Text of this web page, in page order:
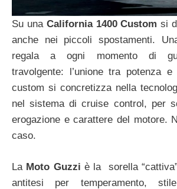
Su una California 1400 Custom si
anche nei piccoli spostamenti.
regala a ogni momento di
travolgente: l’unione tra potenza e
custom si concretizza nella
nel sistema di cruise control, per
erogazione e carattere del motore.
caso.
La Moto Guzzi è la sorella
antitesi per temperamento,